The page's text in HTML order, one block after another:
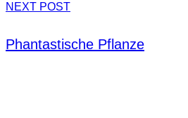
NEXT POST
Phantastische Pflanze